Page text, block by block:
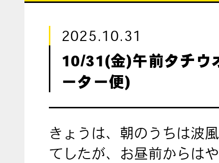
2025.10.31
10/31(金)午前タチウ
ーター便)
きょうは、朝のうちは波
てしたが、お昼前からは